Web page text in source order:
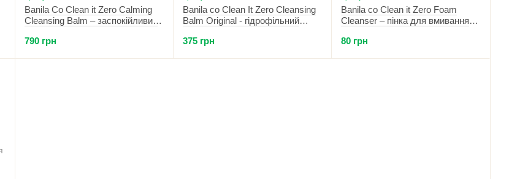
Banila Co Clean it Zero Calming
Cleansing Balm – заспокійливий
790 грн
Banila co Clean It Zero Cleansing
Balm Original - гідрофільний
мл
375 грн
Banila co Clean it Zero Foam
Cleanser – пінка для вмивання
80 грн